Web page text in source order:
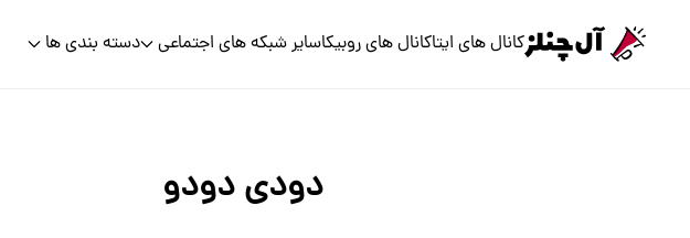
کانال های ایتاکانال های روبیکاسایر شبکه های اجتماعی دسته بندی ها
دودی دودو